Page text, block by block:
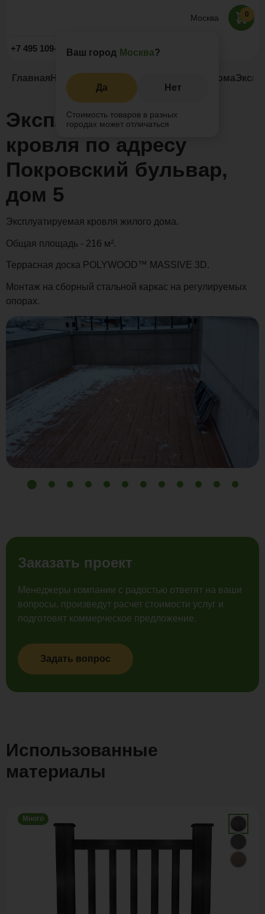
Москва
Ваш город Москва?
Да Нет
Стоимость товаров в разных
городах может отличаться
+7 495 109-52-09 Заказать звонок
0
Главная Наши проекты Террасы на крыше дома
Эксплуатируемая
кровля по адресу
Покровский бульвар,
дом 5
Эксплуатируемая кровля жилого дома.
Общая площадь - 216 м².
Террасная доска POLYWOOD™ MASSIVE 3D.
Монтаж на сборный стальной каркас на регулируемых
опорах.
Заказать проект
Менеджеры компании с радостью ответят на ваши
вопросы, произведут расчет стоимости услуг и
подготовят коммерческое предложение.
Задать вопрос
Использованные
материалы
Много